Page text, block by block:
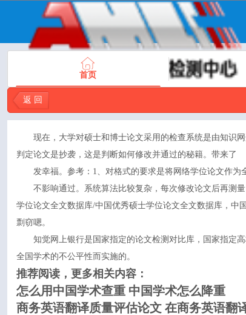
首页
返 回
现在，大学对硕士和博士论文采用的检查系统是由知识
判定论文是抄袭，这是判断如何修改并通过的秘籍。带来了
发幸福。参考：1、对格式的要求是将网络学位论文作
不影响通过。系统算法比较复杂，每次修改论文后再测
学位论文全文数据库/中国优秀硕士学位论文全文数据库，中
剽窃嗯。
知觉网上银行是国家指定的论文检测对比库，国家指定
全国学术的不公平性而实施的。
推荐阅读，更多相关内容：
怎么用中国学术查重 中国学术怎么降重
商务英语翻译质量评估论文 在商务英语翻